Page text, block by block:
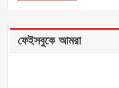
ফেইসবুকে আমরা